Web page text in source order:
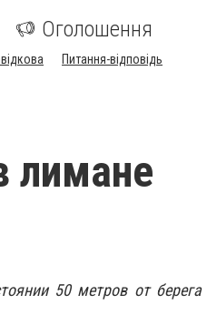
Оголошення
Питання-відповідь
лимане
50 метров от берега